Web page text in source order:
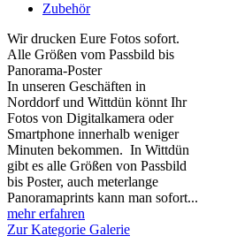
Zubehör
Wir drucken Eure Fotos sofort.
Alle Größen vom Passbild bis
Panorama-Poster
In unseren Geschäften in
Norddorf und Wittdün könnt Ihr
Fotos von Digitalkamera oder
Smartphone innerhalb weniger
Minuten bekommen. In Wittdün
gibt es alle Größen von Passbild
bis Poster, auch meterlange
Panoramaprints kann man sofort...
mehr erfahren
Zur Kategorie Galerie